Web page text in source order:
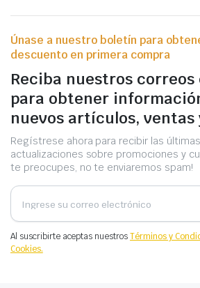
Únase a nuestro boletín para
descuento en primera compra
Reciba nuestros
para obtener
nuevos artículos, ventas
Regístrese ahora para recibir las últimas
actualizaciones sobre promociones y
te preocupes, no te enviaremos spam!
Al suscribirte aceptas nuestrosTérminos y
Cookies.